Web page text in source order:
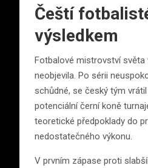
Čeští
výsledkem
Fotbalové mistrovství světa
neobjevila. Po sérii
schůdné, se český tým
potenciální černí koně
teoretické předpoklady do
nedostatečného výkonu.
V prvním zápase proti